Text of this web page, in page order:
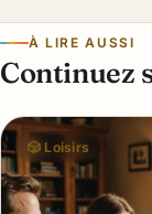
À LIRE AUSSI
Continuez
🎲 Loisirs